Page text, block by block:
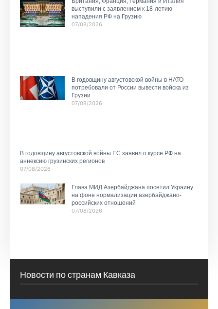
выступили с заявлением к 18-летию
нападения РФ на Грузию
07/08/2026
В годовщину августовской войны в НАТО
потребовали от России вывести войска из
Грузии
07/08/2026
В годовщину августовской войны ЕС заявил о курсе РФ на
аннексию грузинских регионов
07/08/2026
Глава МИД Азербайджана посетил Украину
на фоне нормализации азербайджано-
российских отношений
07/08/2026
Новости по странам Кавказа